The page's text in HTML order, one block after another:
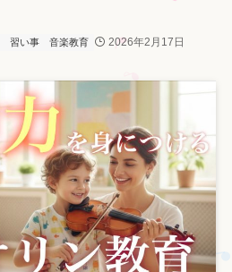
習い事 音楽教育 2026年2月17日